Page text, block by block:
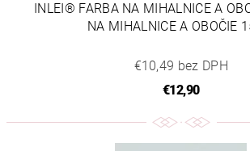
INLEI® FARBA NA MIHALNICE A
NA MIHALNICE A OBOČIE
€10,49 bez DPH
€12,90